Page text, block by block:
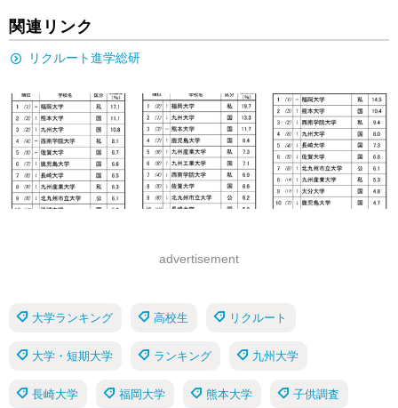
関連リンク
リクルート進学総研
advertisement
大学ランキング 高校生 リクルート
大学・短期大学 ランキング 九州大学
長崎大学 福岡大学 熊本大学 子供調査